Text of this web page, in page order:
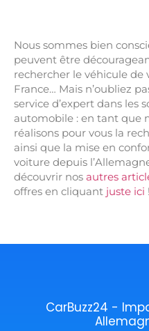
Nous sommes bien
peuvent être
rechercher le véhicule de
France… Mais n’oubliez
service d’expert dans les
automobile : en tant que
réalisons pour vous la
ainsi que la mise en
voiture depuis
découvrir nos autres
offres en cliquant juste ici !
CarBuzz24 -